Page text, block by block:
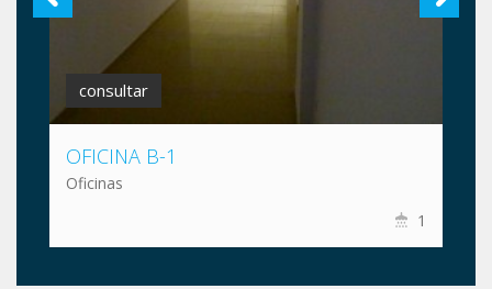
consultar
OFICINA B-1
Oficinas
1